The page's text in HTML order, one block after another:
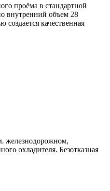
проёма в стандартной
внутренний объем 28
качественная
железнодорожном,
охладителя. Безотказная